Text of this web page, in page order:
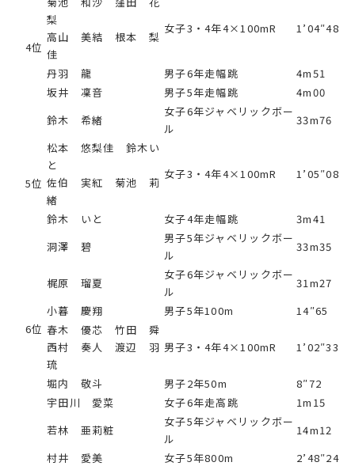
4位
梨
高山 美結 根本 梨
佳
女子3・4年4×100mR 1’04″48
丹羽 龍 男子6年走幅跳
4m51
坂井 凜音
男子5年走幅跳 4m00
5位
鈴木 希緒
女子6年ジャベリックボー
ル
33m76
松本 悠梨佳 鈴木い
と
佐伯 実紅 菊池 莉
緒
女子3・4年4×100mR 1’05″08
鈴木 いと 女子4年走幅跳
3m41
洞澤 碧
男子5年ジャベリックボー
ル
33m35
6位
梶原 瑠夏
女子6年ジャベリックボー
ル
31m27
小暮 慶翔
男子5年100m
14″65
春木 優芯 竹田 舜
西村 奏人 渡辺 羽
琉
男子3・4年4×100mR 1’02″33
堀内 敬斗 男子2年50m 8″72
宇田川 愛菜 女子6年走高跳
1m15
若林 亜莉粧
女子5年ジャベリックボー
ル
14m12
村井 愛美
女子5年800m
2’48″24